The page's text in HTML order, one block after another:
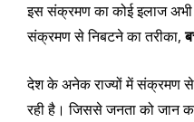
इस संक्रमण का कोई इलाज
संक्रमण से निबटने का तरीका,
देश के अनेक राज्यों में संक्रमण से
रही है। जिससे जनता को जान